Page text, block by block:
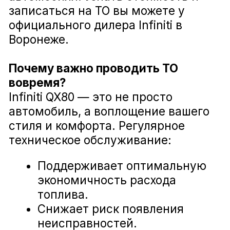
Диагностика ходовой части Infiniti QX80